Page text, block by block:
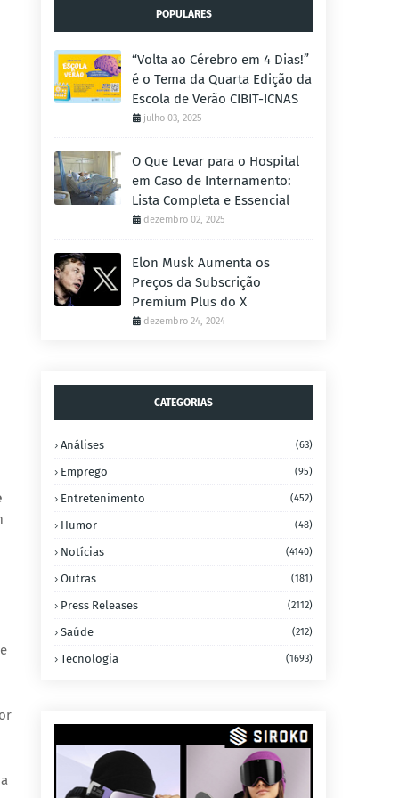
POPULARES
“Volta ao Cérebro em 4 Dias!”
é o Tema da Quarta Edição da
Escola de Verão CIBIT-ICNAS
julho 03, 2025
O Que Levar para o Hospital
em Caso de Internamento:
Lista Completa e Essencial
dezembro 02, 2025
Elon Musk Aumenta os
Preços da Subscrição
Premium Plus do X
dezembro 24, 2024
CATEGORIAS
Análises (63)
Emprego (95)
Entretenimento (452)
Humor (48)
Notícias (4140)
Outras (181)
Press Releases (2112)
Saúde (212)
Tecnologia (1693)